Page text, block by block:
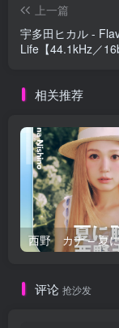
上一篇
宇多田ヒカル -
Life【44.1kHz／
相关推荐
评论 抢沙发